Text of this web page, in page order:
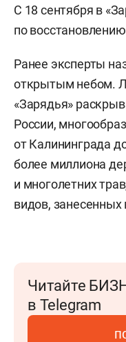
С 18 сентября в
по
Ранее эксперты
открытым небом.
«Зарядья»
России,
от Калининграда
более миллиона
и многолетних
видов, занесенных
Читайте
в Telegram